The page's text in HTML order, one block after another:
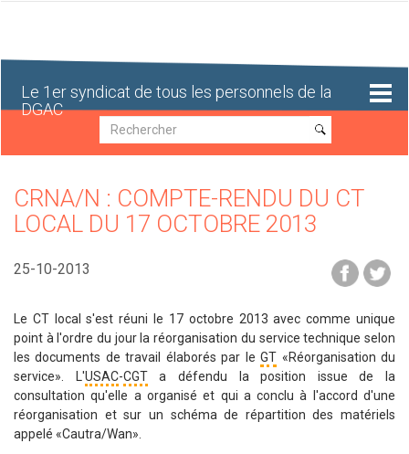
Le 1er syndicat de tous les personnels de la
DGAC
Recherche
Recherche
CRNA/N : COMPTE-RENDU DU CT
LOCAL DU 17 OCTOBRE 2013
25-10-2013
Le CT local s'est réuni le 17 octobre 2013 avec comme unique
point à l'ordre du jour la réorganisation du service technique selon
les documents de travail élaborés par leGT «Réorganisation du
service». L'USAC-CGTa défendu la position issue de la
consultation qu'elle a organisé et qui a conclu à l'accord d'une
réorganisation et sur un schéma de répartition des matériels
appelé «Cautra/Wan».